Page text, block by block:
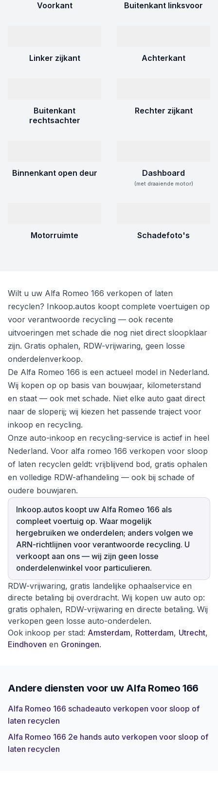
Voorkant Buitenkant linksvoor
Linker zijkant Achterkant
Buitenkant
rechtsachter
Rechter zijkant
Binnenkant open deur Dashboard
(met draaiende motor)
Motorruimte Schadefoto's
Wilt u uw Alfa Romeo 166 verkopen of laten
recyclen? Inkoop.autos koopt complete voertuigen op
voor verantwoorde recycling — ook recente
uitvoeringen met schade die nog niet direct sloopklaar
zijn. Gratis ophalen, RDW-vrijwaring, geen losse
onderdelenverkoop.
De Alfa Romeo 166 is een actueel model in Nederland.
Wij kopen op op basis van bouwjaar, kilometerstand
en staat — ook met schade. Niet elke auto gaat direct
naar de sloperij; wij kiezen het passende traject voor
inkoop en recycling.
Onze auto-inkoop en recycling-service is actief in heel
Nederland. Voor alfa romeo 166 verkopen voor sloop
of laten recyclen geldt: vrijblijvend bod, gratis ophalen
en volledige RDW-afhandeling — ook bij schade of
oudere bouwjaren.
Inkoop.autos koopt uw Alfa Romeo 166 als
compleet voertuig op. Waar mogelijk
hergebruiken we onderdelen; anders volgen we
ARN-richtlijnen voor verantwoorde recycling. U
verkoopt aan ons — wij zijn geen losse
onderdelenwinkel voor particulieren.
RDW-vrijwaring, gratis landelijke ophaalservice en
directe betaling bij overdracht. Wij kopen uw auto op:
gratis ophalen, RDW-vrijwaring en directe betaling. Wij
verkopen geen losse auto-onderdelen.
Ook inkoop per stad: Amsterdam, Rotterdam, Utrecht,
Eindhoven en Groningen.
Andere diensten voor uw Alfa Romeo 166
Alfa Romeo 166 schadeauto verkopen voor sloop of
laten recyclen
Alfa Romeo 166 2e hands auto verkopen voor sloop of
laten recyclen